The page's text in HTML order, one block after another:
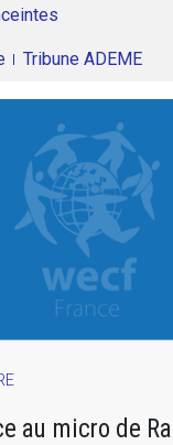
Tribune ADEME
au micro de